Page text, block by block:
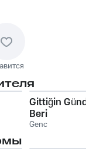
Gittiğin
Beri
Genc